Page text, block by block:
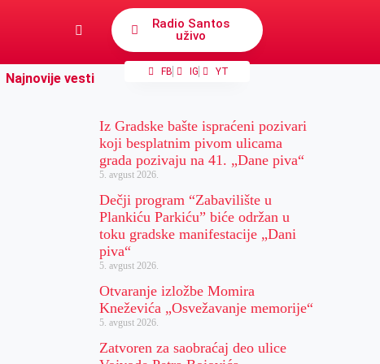
Radio Santos
uživo
FB IG YT
Najnovije vesti
Iz Gradske bašte ispraćeni pozivari
koji besplatnim pivom ulicama
grada pozivaju na 41. „Dane piva“
5. avgust 2026.
Dečji program “Zabavilište u
Plankiću Parkiću” biće održan u
toku gradske manifestacije „Dani
piva“
5. avgust 2026.
Otvaranje izložbe Momira
Kneževića „Osvežavanje memorije“
5. avgust 2026.
Zatvoren za saobraćaj deo ulice